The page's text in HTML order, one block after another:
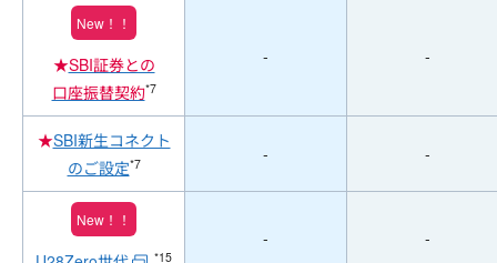
New！！
★SBI証券との
口座振替契約*7
- -
★SBI新生コネクト
のご設定*7 - -
New！！
*15
- -